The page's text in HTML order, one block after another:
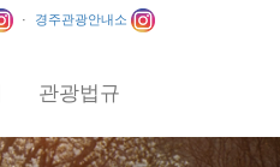
· 경주관광안내소
관광법규
Next